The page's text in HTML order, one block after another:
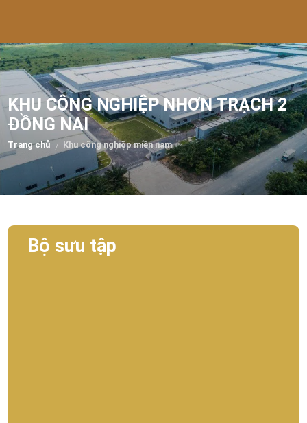
KHU CÔNG NGHIỆP NHƠN TRẠCH 2
ĐỒNG NAI
Trang chủ / Khu công nghiệp miền nam
Bộ sưu tập